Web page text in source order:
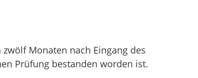
Monaten nach Eingang des
Prüfung bestanden worden ist.